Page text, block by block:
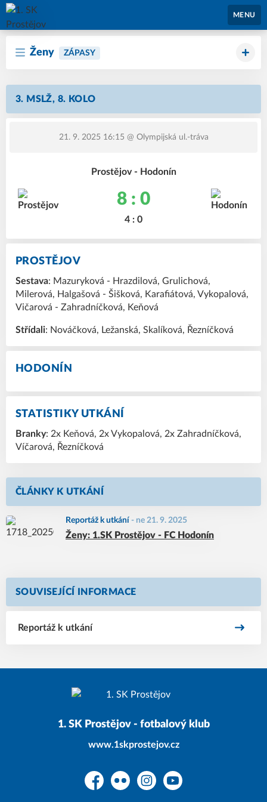
1. SK Prostějov
MENU
Ženy ZÁPASY
3. MSLŽ, 8. KOLO
21. 9. 2025 16:15 @ Olympijská ul.-tráva
Prostějov - Hodonín
8 : 0
4 : 0
PROSTĚJOV
Sestava: Mazuryková - Hrazdilová, Grulichová,
Milerová, Halgašová - Šišková, Karafiátová, Vykopalová,
Vičarová - Zahradníčková, Keňová
Střídali: Nováčková, Ležanská, Skalíková, Řezníčková
HODONÍN
STATISTIKY UTKÁNÍ
Branky: 2x Keňová, 2x Vykopalová, 2x Zahradníčková,
Víčarová, Řezníčková
ČLÁNKY K UTKÁNÍ
Reportáž k utkání - ne 21. 9. 2025
Ženy: 1.SK Prostějov - FC Hodonín
SOUVISEJÍCÍ INFORMACE
Reportáž k utkání
1. SK Prostějov - fotbalový klub
www.1skprostejov.cz
FacebookFlickr InstagramYouTube